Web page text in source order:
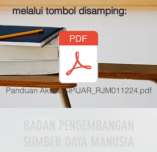
melalui tombol disamping:
Panduan Akses SIPIJAR_RJM011224.pdf
BADAN PENGEMBANGAN